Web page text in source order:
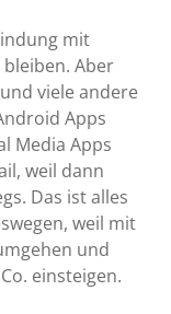
mit
Aber
viele andere
Apps
Media Apps
weil dann
Das ist alles
weil mit
und
einsteigen.